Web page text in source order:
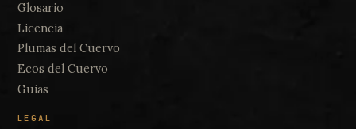
Glosario
Licencia
Plumas del Cuervo
Ecos del Cuervo
Guias
LEGAL